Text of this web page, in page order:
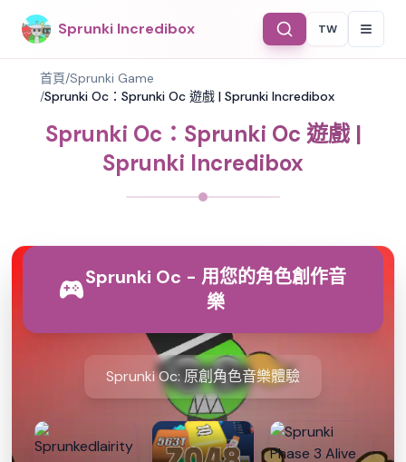
Sprunki Incredibox Select
TW
首頁/Sprunki Game
/Sprunki Oc：Sprunki Oc 遊戲 | Sprunki Incredibox
Sprunki Oc：Sprunki Oc 遊戲 |
Sprunki Incredibox
Sprunki Oc - 用您的角色創作音
樂
Sprunki Oc: 原創角色音樂體驗